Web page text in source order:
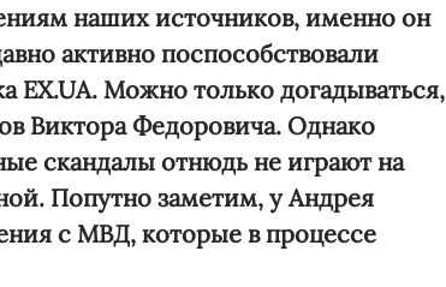
наших источников, именно он
активно поспособствовали
Можно только догадываться,
Виктора Федоровича. Однако
скандалы отнюдь не играют на
Попутно заметим, у Андрея
с МВД, которые в процессе